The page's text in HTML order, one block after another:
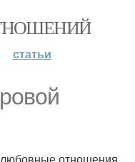
статьи